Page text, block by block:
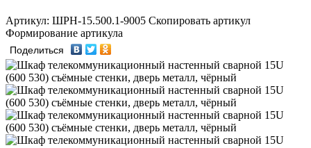
Артикул: ШРН-15.500.1-9005 Скопировать артикул
Формирование артикула
Поделиться